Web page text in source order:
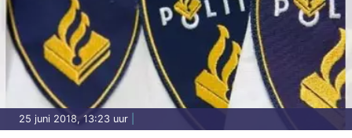
25 juni 2018, 13:23 uur